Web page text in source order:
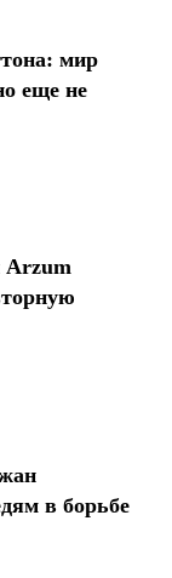
мир
еще не
Arzum
в борьбе